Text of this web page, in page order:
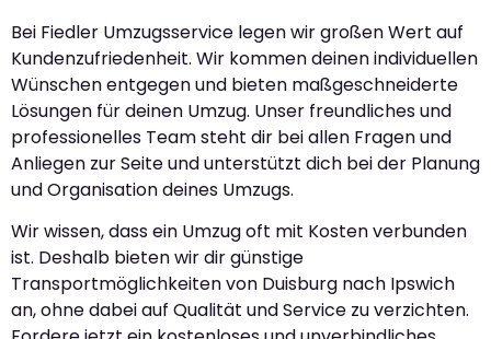
Bei Fiedler Umzugsservice legen wir großen Wert auf
Kundenzufriedenheit. Wir kommen deinen individuellen
Wünschen entgegen und bieten maßgeschneiderte
Lösungen für deinen Umzug. Unser freundliches und
professionelles Team steht dir bei allen Fragen und
Anliegen zur Seite und unterstützt dich bei der Planung
und Organisation deines Umzugs.
Wir wissen, dass ein Umzug oft mit Kosten verbunden
ist. Deshalb bieten wir dir günstige
Transportmöglichkeiten von Duisburg nach Ipswich
an, ohne dabei auf Qualität und Service zu verzichten.